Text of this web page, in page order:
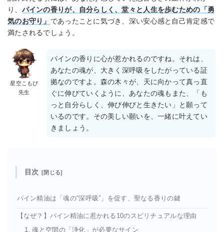
り、 パインの香りが、自分らしく、堂々と人生を歩むための「勇
気のお守り」 であったことに気づき、深い安心感と自己肯定感で
満たされるでしょう。
星空こもぴ
先生
パインの香りに心が惹かれるのですね。それは、
あなたの魂が、大きく深呼吸をしたがっている証
拠なのですよ。森の木々が、天に向かって真っ直
ぐに伸びていくように、あなたの魂もまた、「も
っと自分らしく、伸び伸びと生きたい」と願って
いるのです。その美しい願いを、一緒に叶えてい
きましょう。
目次
パイン精油は「魂の“深呼吸”」を促す、聖なる香りの鍵
【なぜ？】パイン精油に惹かれる10のスピリチュアルな理由
1. 魂と空間の「浄化」が必要なサイン